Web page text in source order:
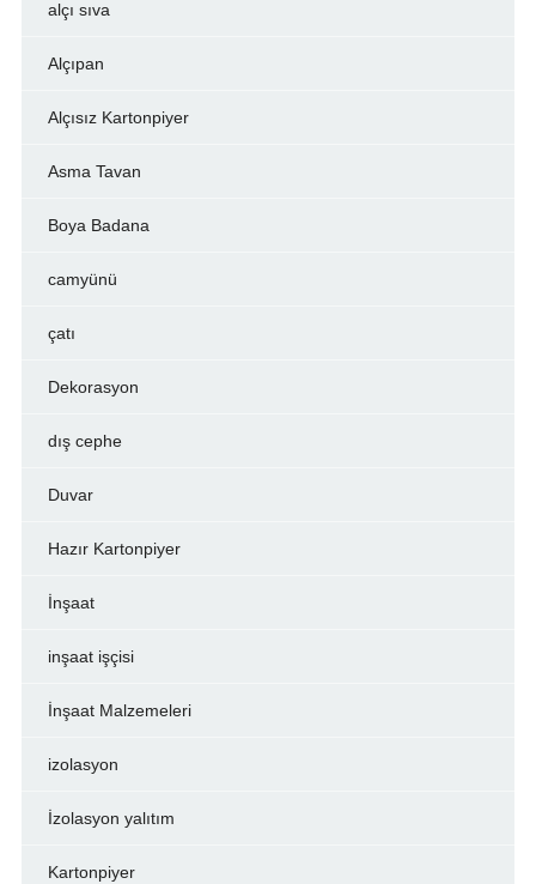
alçı sıva
Alçıpan
Alçısız Kartonpiyer
Asma Tavan
Boya Badana
camyünü
çatı
Dekorasyon
dış cephe
Duvar
Hazır Kartonpiyer
İnşaat
inşaat işçisi
İnşaat Malzemeleri
izolasyon
İzolasyon yalıtım
Kartonpiyer